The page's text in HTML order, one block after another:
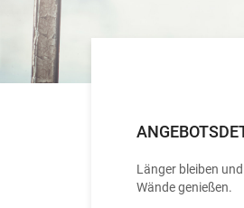
Länger bleiben
Wände genießen.